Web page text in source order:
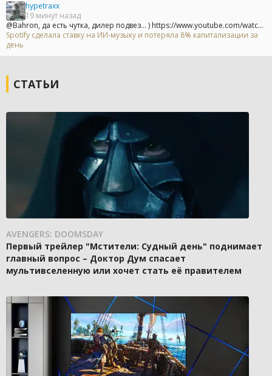
hypetraxx
19 минут назад
@Bahron, да есть чутка, дилер подвез... ) https://www.youtube.com/watc...
Spotify сделала ставку на ИИ-музыку и потеряла 8% капитализации за
день
СТАТЬИ
AVENGERS: DOOMSDAY
Первый трейлер "Мстители: Судный день" поднимает
главный вопрос – Доктор Дум спасает
мультивселенную или хочет стать её правителем